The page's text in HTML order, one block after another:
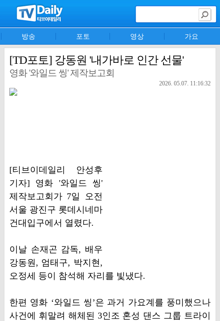
방송 포토 영상 가요
[TD포토] 강동원 '내가바로 인간 선물'
영화 '와일드 씽' 제작보고회
2026. 05.07. 11:16:32
[티브이데일리 안성후
기자] 영화 '와일드 씽'
제작보고회가 7일 오전
서울 광진구 롯데시네마
건대입구에서 열렸다.
이날 손재곤 감독, 배우
강동원, 엄태구, 박지현,
오정세 등이 참석해 자리를 빛냈다.
한편 영화 ‘와일드 씽’은 과거 가요계를 풍미했으나
사건에 휘말려 해체된 3인조 혼성 댄스 그룹 트라이